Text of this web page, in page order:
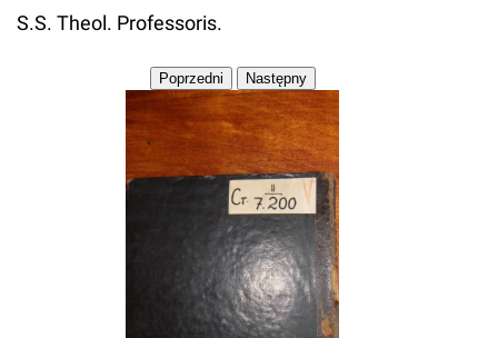
S.S. Theol. Professoris.